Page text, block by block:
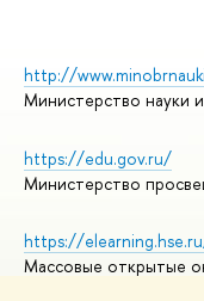
http://
Министерство науки
https://edu.gov.ru/
Министерство
https://
Массовые открытые